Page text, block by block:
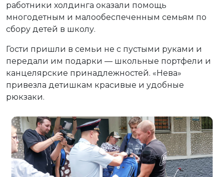
работники холдинга оказали помощь
многодетным и малообеспеченным семьям по
сбору детей в школу.
Гости пришли в семьи не с пустыми руками и
передали им подарки — школьные портфели и
канцелярские принадлежностей. «Нева»
привезла детишкам красивые и удобные
рюкзаки.